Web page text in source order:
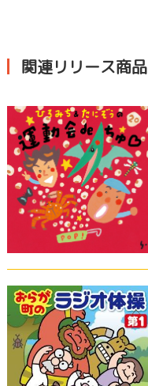
関連リリース商品